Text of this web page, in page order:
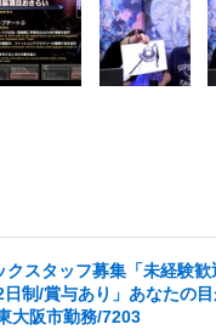
クスタッフ募集「未経験歓
制/賞与あり」あなたの
大阪市勤務/7203